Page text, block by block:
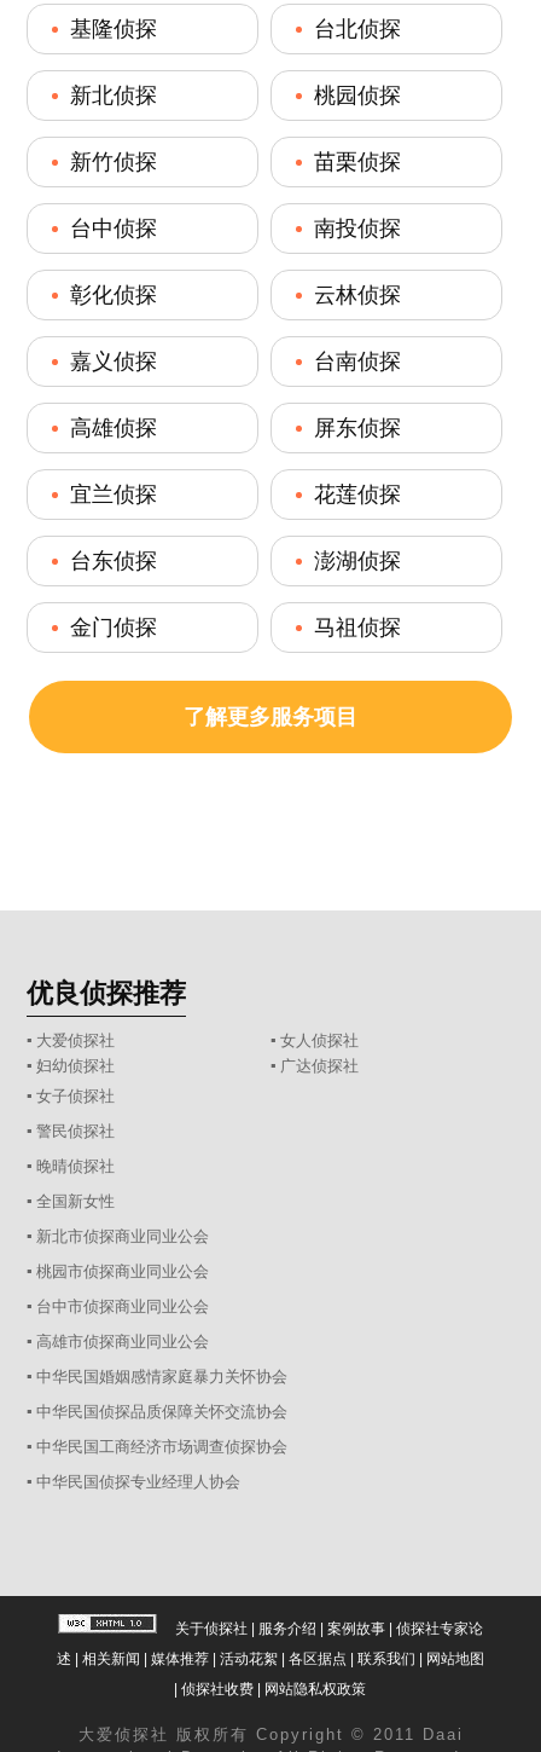
基隆侦探 台北侦探
新北侦探 桃园侦探
新竹侦探 苗栗侦探
台中侦探 南投侦探
彰化侦探 云林侦探
嘉义侦探 台南侦探
高雄侦探 屏东侦探
宜兰侦探 花莲侦探
台东侦探 澎湖侦探
金门侦探 马祖侦探
了解更多服务项目
优良侦探推荐
▪ 大爱侦探社
▪ 女人侦探社
▪ 妇幼侦探社
▪ 广达侦探社
▪ 女子侦探社
▪ 警民侦探社
▪ 晚晴侦探社
▪ 全国新女性
▪ 新北市侦探商业同业公会
▪ 桃园市侦探商业同业公会
▪ 台中市侦探商业同业公会
▪ 高雄市侦探商业同业公会
▪ 中华民国婚姻感情家庭暴力关怀协会
▪ 中华民国侦探品质保障关怀交流协会
▪ 中华民国工商经济市场调查侦探协会
▪ 中华民国侦探专业经理人协会
关于侦探社 | 服务介绍 | 案例故事| 侦探社专家论
述 | 相关新闻 | 媒体推荐| 活动花絮| 各区据点 | 联系我们 | 网站地图
|侦探社收费 | 网站隐私权政策
大爱 侦探社
版权所有 Copyright © 2011 Daai